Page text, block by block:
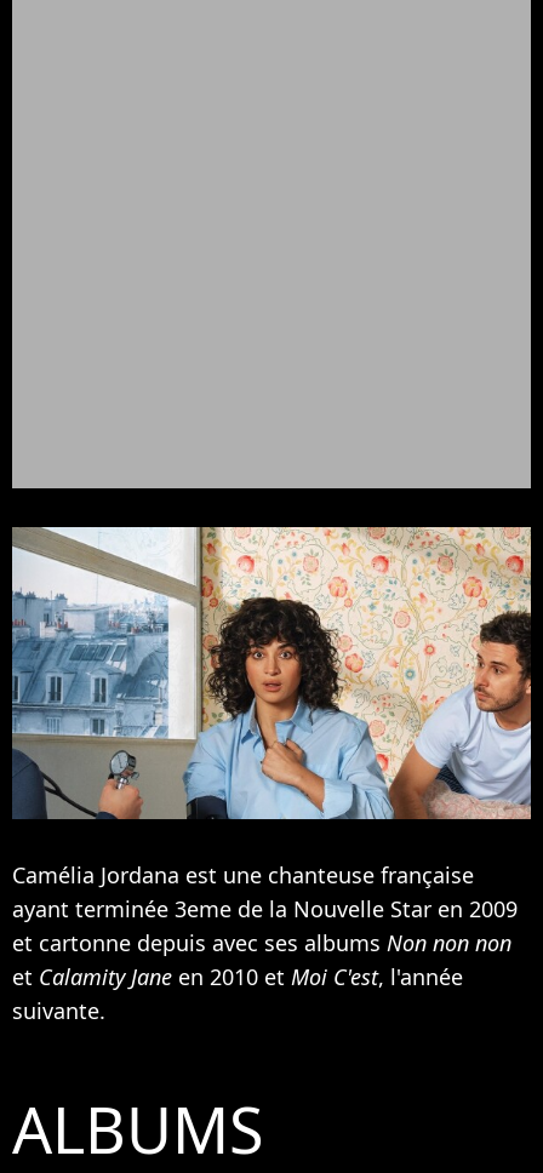
Camélia Jordana est une chanteuse française
ayant terminée 3eme de la Nouvelle Star en 2009
et cartonne depuis avec ses albums Non non non
et Calamity Jane en 2010 et Moi C'est, l'année
suivante.
ALBUMS